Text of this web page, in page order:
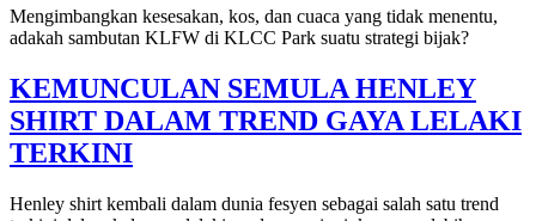
Mengimbangkan kesesakan, kos, dan cuaca yang tidak menentu,
adakah sambutan KLFW di KLCC Park suatu strategi bijak?
KEMUNCULAN SEMULA HENLEY
SHIRT DALAM TREND GAYA LELAKI
TERKINI
Henley shirt kembali dalam dunia fesyen sebagai salah satu trend